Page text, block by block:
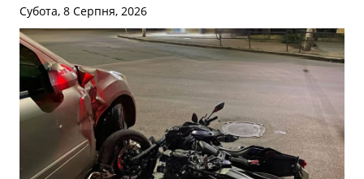
Субота, 8 Серпня, 2026